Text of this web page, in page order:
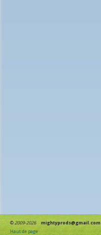
©2009-2026
mightyprods@gmail.com
Haut de page